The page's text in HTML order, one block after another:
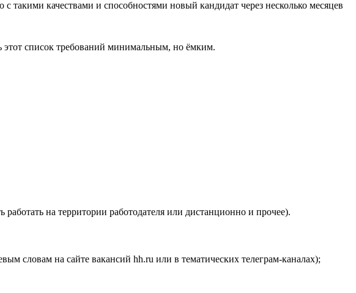
такими качествами и способностями новый кандидат через несколько месяцев
этот список требований минимальным, но ёмким.
на территории работодателя или дистанционно и прочее).
словам на сайте вакансий hh.ru или в тематических телеграм-каналах);